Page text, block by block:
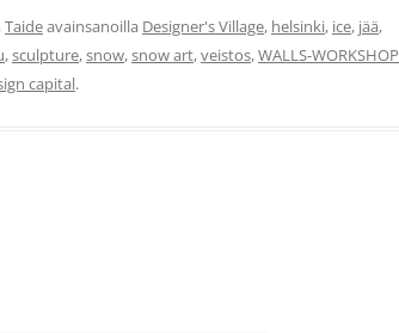
,Taideavainsanoilla Designer's Village, helsinki, ice, jää,
,sculpture,snow,snow art,veistos,WALLS-WORKSHOP
capital.